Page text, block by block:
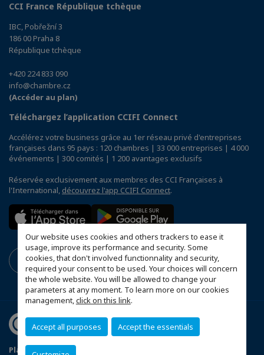
Our website uses cookies and others trackers to ease it
usage, improve its performance and security. Some
cookies, that don't involved functionnality and security,
required your consent to be used. Your choices will concern
the whole website. You will be allowed to change your
parameters at any moment. To learn more on our cookies
management,click on this link.
Accept all purposes Accept the essentials
CCI France République tchèque
IBC, Pobřežní 3
186 00 Praha 8
République tchèque
+420 224 833 090
info@chambre.cz
(Accéder au plan)
Téléchargez l’application CCIFI Connect
Accélérez votre business grâce au 1er réseau privé d'entreprises
françaises dans 95 pays : 120 chambres | 33 000 entreprises | 4 000
événements | 300 comités | 1 200 avantages exclusifs
Réservée exclusivement aux membres des CCI Françaises à
l'International, découvrez l'app CCIFI Connect.
Plan du site Statuts de la CCFT